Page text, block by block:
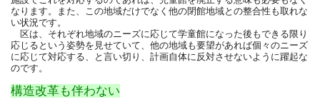
なります。また、この地域だけでなく他の閉館地域との整合性も取れな
い状況です。
区は、それぞれ地域のニーズに応じて学童館になった後もできる限り
応じるという姿勢を見せていて、他の地域も要望があれば個々のニーズ
に応じて対応する、と言い切り、計画自体に反対させないように躍起な
のです。
構造改革も伴わない